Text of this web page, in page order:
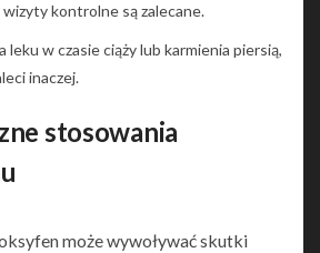
kontrolne są zalecane.
leku w czasie ciąży lub karmienia piersią,
inaczej.
stosowania
może wywoływać skutki